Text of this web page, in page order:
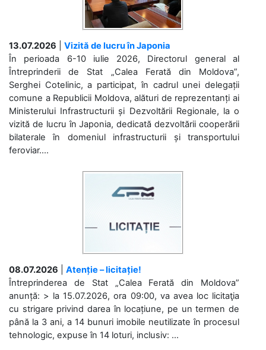
13.07.2026
Vizită de lucru în Japonia
În perioada 6-10 iulie 2026, Directorul general al
Întreprinderii de Stat „Calea Ferată din Moldova”,
Serghei Cotelinic, a participat, în cadrul unei delegații
comune a Republicii Moldova, alături de reprezentanți ai
Ministerului Infrastructurii și Dezvoltării Regionale, la o
vizită de lucru în Japonia, dedicată dezvoltării cooperării
bilaterale în domeniul infrastructurii și transportului
feroviar....
08.07.2026
Atenție – licitație!
Întreprinderea de Stat „Calea Ferată din Moldova”
anunță: > la 15.07.2026, ora 09:00, va avea loc licitaţia
cu strigare privind darea în locațiune, pe un termen de
până la 3 ani, a 14 bunuri imobile neutilizate în procesul
tehnologic, expuse în 14 loturi, inclusiv: ...